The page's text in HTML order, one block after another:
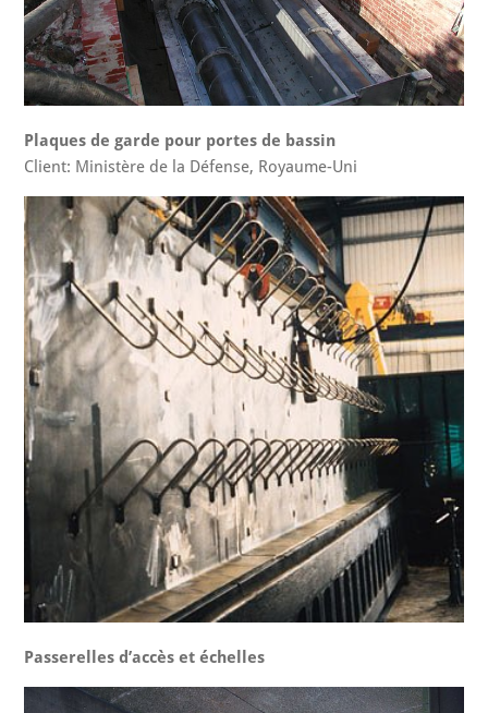
Plaques de garde pour portes de bassin
Client: Ministère de la Défense, Royaume-Uni
Passerelles d’accès et échelles